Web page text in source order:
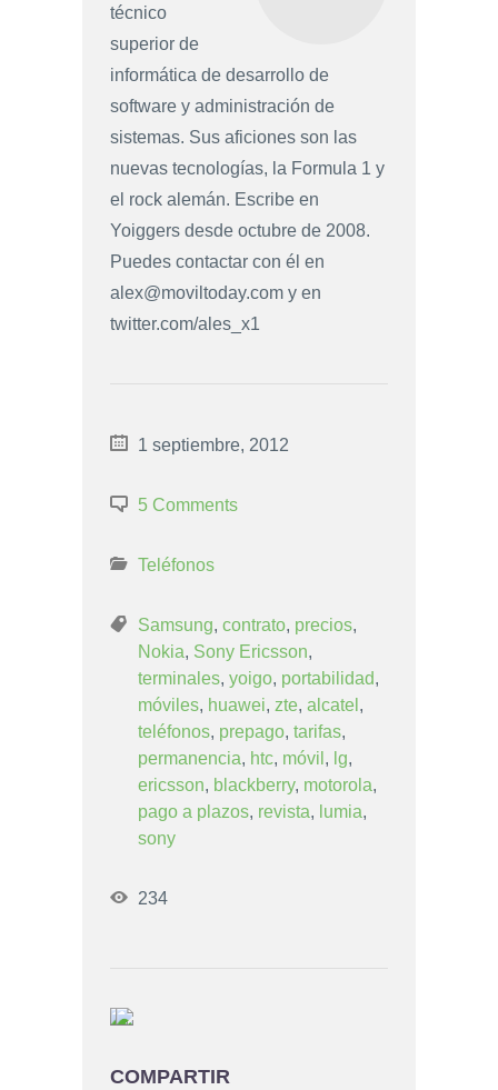
técnico
superior de
informática de desarrollo de
software y administración de
sistemas. Sus aficiones son las
nuevas tecnologías, la Formula 1 y
el rock alemán. Escribe en
Yoiggers desde octubre de 2008.
Puedes contactar con él en
alex@moviltoday.com y en
twitter.com/ales_x1
1 septiembre, 2012
5 Comments
Teléfonos
Samsung, contrato, precios,
Nokia, Sony Ericsson,
terminales, yoigo, portabilidad,
móviles, huawei, zte, alcatel ,
teléfonos, prepago, tarifas,
permanencia, htc, móvil , lg,
ericsson, blackberry, motorola,
pago a plazos, revista, lumia,
sony
234
COMPARTIR